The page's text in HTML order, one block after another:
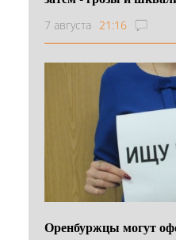
7 августа 21:16
Оренбуржцы могут